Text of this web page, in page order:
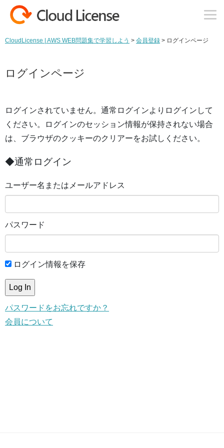
コンテンツへスキップ
CloudLicense | AWS WEB問題集で学習しよう > 会員登録 > ログインページ
ログインページ
ログインされていません。通常ログインよりログインして
ください。ログインのセッション情報が保持されない場合
は、ブラウザのクッキーのクリアーをお試しください。
◆通常ログイン
ユーザー名またはメールアドレス
パスワード
ログイン情報を保存
パスワードをお忘れですか？
会員について